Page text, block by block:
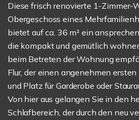
Diese frisch renovierte 1-Zimmer-
Obergeschoss eines
bietet auf ca. 36 m² ein
die kompakt und gemütlich
beim Betreten der Wohnung
Flur, der einen angenehmen
und Platz für Garderobe oder
Von hier aus gelangen Sie in den
Schlafbereich, der durch den neu